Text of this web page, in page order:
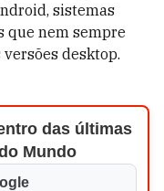
sistemas
que nem sempre
desktop.
das últimas
Mundo